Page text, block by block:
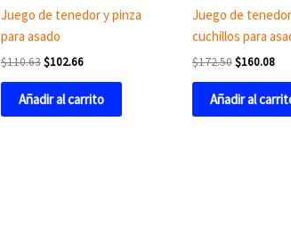
Juego de tenedor y pinza
para asado
$110.63$102.66
Añadir al carrito
Juego de
cuchillos para
$172.50$160.08
Añadir al